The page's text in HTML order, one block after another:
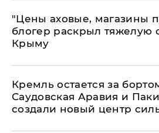
​"Цены аховые, магазины
блогер раскрыл тяжелую
Крыму
​Кремль остается за
Саудовская Аравия и
создали новый центр